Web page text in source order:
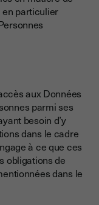
particulier
aux Données
parmi ses
besoin d’y
dans le cadre
à ce que ces
obligations de
dans le